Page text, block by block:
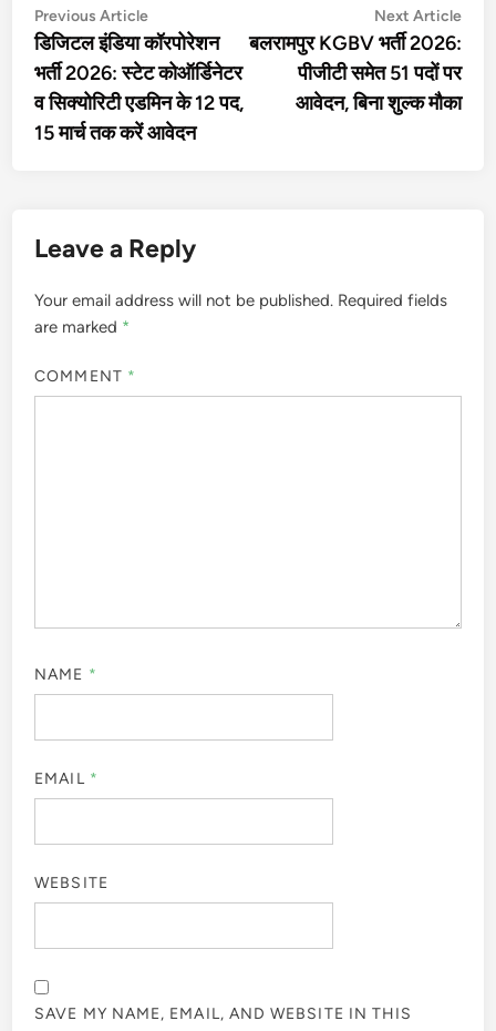
Post
navigation
Previous ArticlePrevious
article:
डिजिटल इंडिया कॉरपोरेशन
भर्ती 2026: स्टेट कोऑर्डिनेटर
व सिक्योरिटी एडमिन के 12 पद,
15 मार्च तक करें आवेदन
Next Article
बलरामपुर KGBV भर्ती 2026:
पीजीटी समेत 51 पदों पर
आवेदन, बिना शुल्क मौका
Leave a Reply
Your email address will not be published. Required fields
are marked *
COMMENT *
NAME *
EMAIL *
WEBSITE
SAVE MY NAME, EMAIL, AND WEBSITE IN THIS